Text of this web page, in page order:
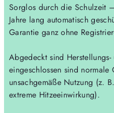
Sorglos durch die Schulzeit
Jahre lang automatisch
Garantie ganz ohne
Abgedeckt sind
eingeschlossen sind normale
unsachgemäße Nutzung (z.
extreme Hitzeeinwirkung).